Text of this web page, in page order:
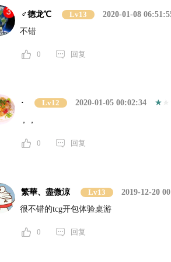
♂德龙℃ Lv13
2020-01-08
不错
0 回复
· Lv12
2020-01-05 00:02:34
，，
0 回复
繁華、盡微涼 Lv13
2019-12-20
很不错的tcg开包体验桌游
0 回复